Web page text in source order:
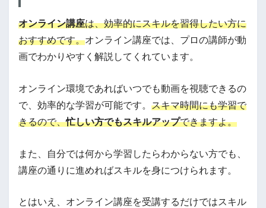
オンライン講座は、効率的にスキルを習得したい方に
おすすめです。オンライン講座では、プロの講師が動
画でわかりやすく解説してくれています。
オンライン環境であればいつでも動画を視聴できるの
で、効率的な学習が可能です。 スキマ時間にも学習で
きるので、忙しい方でもスキルアップできますよ。
また、自分では何から学習したらわからない方でも、
講座の通りに進めればスキルを身につけられます。
とはいえ、オンライン講座を受講するだけではスキル